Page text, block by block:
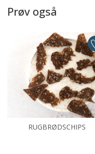
Prøv også
RUGBRØDSCHIPS